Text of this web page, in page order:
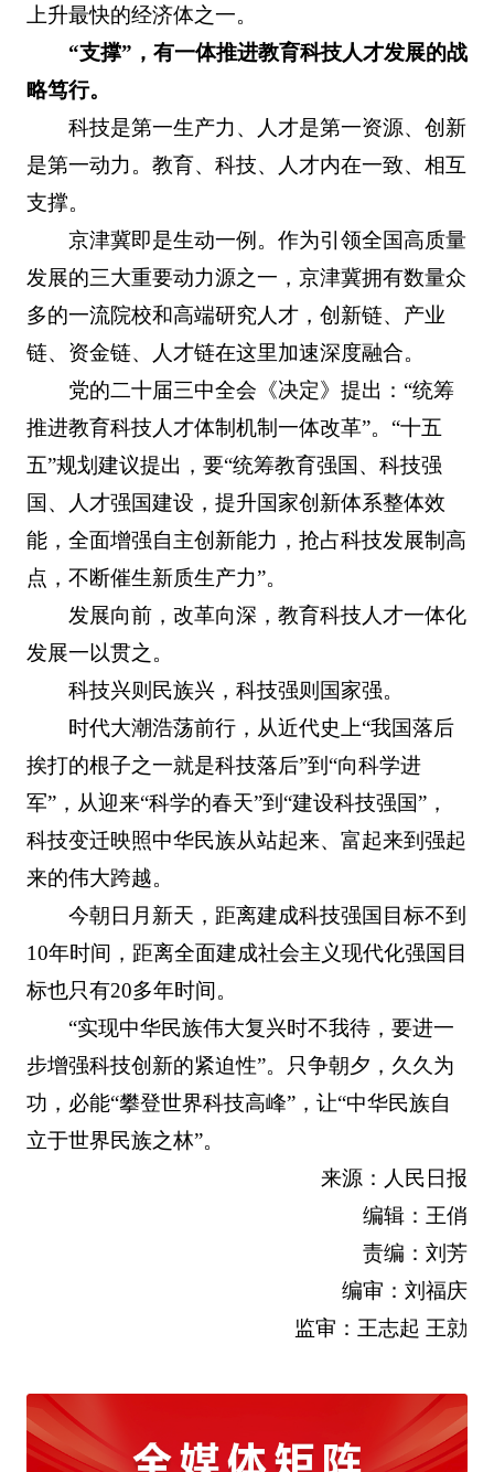
上升最快的经济体之一。
“支撑”，有一体推进教育科技人才发展的战
略笃行。
科技是第一生产力、人才是第一资源、创新
是第一动力。教育、科技、人才内在一致、相互
支撑。
京津冀即是生动一例。作为引领全国高质量
发展的三大重要动力源之一，京津冀拥有数量众
多的一流院校和高端研究人才，创新链、产业
链、资金链、人才链在这里加速深度融合。
党的二十届三中全会《决定》提出：“统筹
推进教育科技人才体制机制一体改革”。“十五
五”规划建议提出，要“统筹教育强国、科技强
国、人才强国建设，提升国家创新体系整体效
能，全面增强自主创新能力，抢占科技发展制高
点，不断催生新质生产力”。
发展向前，改革向深，教育科技人才一体化
发展一以贯之。
科技兴则民族兴，科技强则国家强。
时代大潮浩荡前行，从近代史上“我国落后
挨打的根子之一就是科技落后”到“向科学进
军”，从迎来“科学的春天”到“建设科技强国”，
科技变迁映照中华民族从站起来、富起来到强起
来的伟大跨越。
今朝日月新天，距离建成科技强国目标不到
10年时间，距离全面建成社会主义现代化强国目
标也只有20多年时间。
“实现中华民族伟大复兴时不我待，要进一
步增强科技创新的紧迫性”。只争朝夕，久久为
功，必能“攀登世界科技高峰”，让“中华民族自
立于世界民族之林”。
来源：人民日报
编辑：王俏
责编：刘芳
编审：刘福庆
监审：王志起 王勍